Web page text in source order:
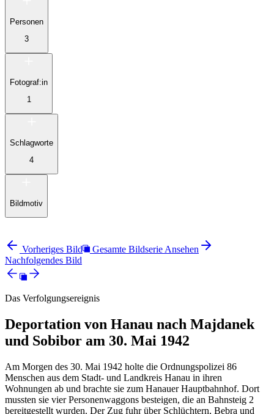
Personen
3
Fotograf:in
1
Schlagworte
4
Bildmotiv
Vorheriges Bild
Gesamte Bildserie Ansehen
Nachfolgendes Bild
Das Verfolgungsereignis
Deportation von Hanau nach Majdanek
und Sobibor am 30. Mai 1942
Am Morgen des 30. Mai 1942 holte die Ordnungspolizei 86
Menschen aus dem Stadt- und Landkreis Hanau in ihren
Wohnungen ab und brachte sie zum Hanauer Hauptbahnhof. Dort
mussten sie vier Personenwaggons besteigen, die an Bahnsteig 2
bereitgestellt wurden. Der Zug fuhr über Schlüchtern, Bebra und